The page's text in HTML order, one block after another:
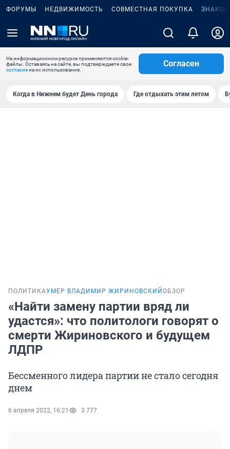
ФОРУМЫ НЕДВИЖИМОСТЬ СОВМЕСТНАЯ ПОКУПКА
На информационном ресурсе применяются cookie-
файлы. Оставаясь на сайте, вы подтверждаете свое
согласиена их использование.
Согласен
Когда в Нижнем будет День города Где отдыхать этим летом
ПОЛИТИКАУМЕР ВЛАДИМИР ЖИРИНОВСКИЙ ОБЗОР
«Найти замену партии вряд ли
удастся»: что политологи говорят о
смерти Жириновского и будущем
ЛДПР
Бессменного лидера партии не стало сегодня
днем
6 апреля 2022, 16:21 3 777